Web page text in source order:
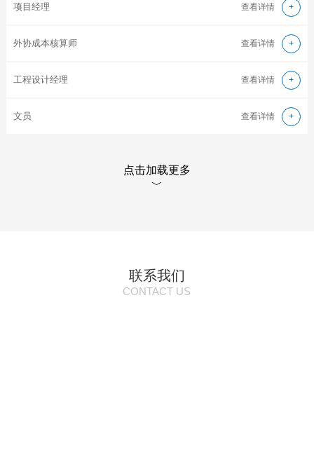
项目经理 查看详情 +
外协成本核算师 查看详情 +
工程设计经理 查看详情 +
文员 查看详情 +
点击加载更多
﹀
联系我们
CONTACT US